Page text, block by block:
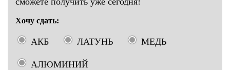
Хочу сдать:
АКБ ЛАТУНЬ МЕДЬ
АЛЮМИНИЙ